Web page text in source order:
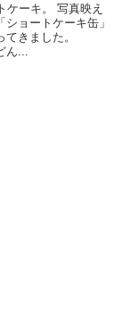
ケーキ。 写真映え
ョートケーキ缶」
きました。
...